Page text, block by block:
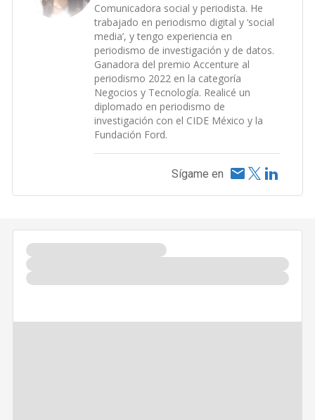
Comunicadora social y periodista. He
trabajado en periodismo digital y ‘social
media’, y tengo experiencia en
periodismo de investigación y de datos.
Ganadora del premio Accenture al
periodismo 2022 en la categoría
Negocios y Tecnología. Realicé un
diplomado en periodismo de
investigación con el CIDE México y la
Fundación Ford.
Sígame en